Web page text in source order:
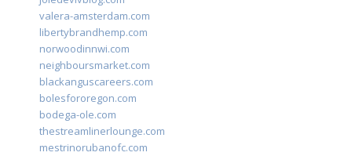
valera-amsterdam.com
libertybrandhemp.com
norwoodinnwi.com
neighboursmarket.com
blackanguscareers.com
bolesfororegon.com
bodega-ole.com
thestreamlinerlounge.com
mestrinorubanofc.com